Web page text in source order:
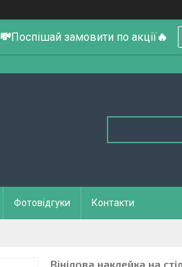
💸Поспішай замовити по акції🔥
Фотовідгуки Контакти
Вінілова наклейка на